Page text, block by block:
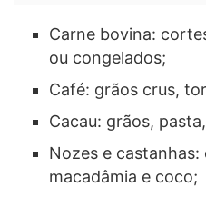
Carne bovina:
ou congelados;
Café: grãos crus,
Cacau: grãos,
Nozes e castanhas:
macadâmia e coco;